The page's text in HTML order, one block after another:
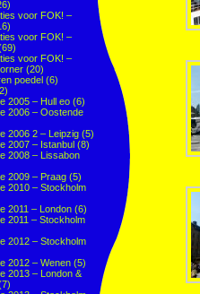
voor FOK! –
voor FOK! –
voor FOK! –
(20)
poedel (6)
2005 – Hull eo (6)
2006 – Oostende
2006 2 – Leipzig (5)
2007 – Istanbul (8)
2008 – Lissabon
2009 – Praag (5)
2010 – Stockholm
2011 – London (6)
2011 – Stockholm
2012 – Stockholm
2012 – Wenen (5)
2013 – London &